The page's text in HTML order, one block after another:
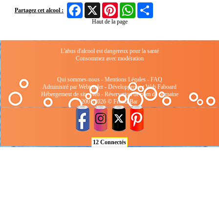
Partagez cet alcool :
FacebookX Pinterest WhatsApp
Haut de la page
L'abus d'alcool est dangereux pour la santé
Consommez avec modération
Qui sommes-nous- Mentions Légales- FAQ
Administré par Webtender - Développement Web Faboard
Hébergement de site Web- Réservation de nom de domaine
2001/2026 © FrenchBar
12 Connectés